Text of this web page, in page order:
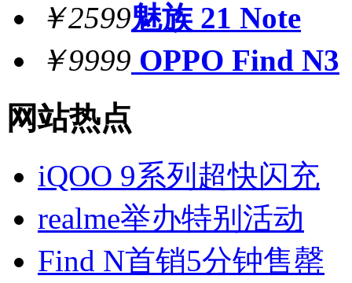
￥2599魅族 21 Note
￥9999 OPPO Find N3
网站热点
iQOO 9系列超快闪充
realme举办特别活动
Find N首销5分钟售罄